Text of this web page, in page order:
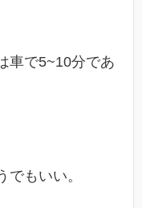
車で5~10分であ
もいい。